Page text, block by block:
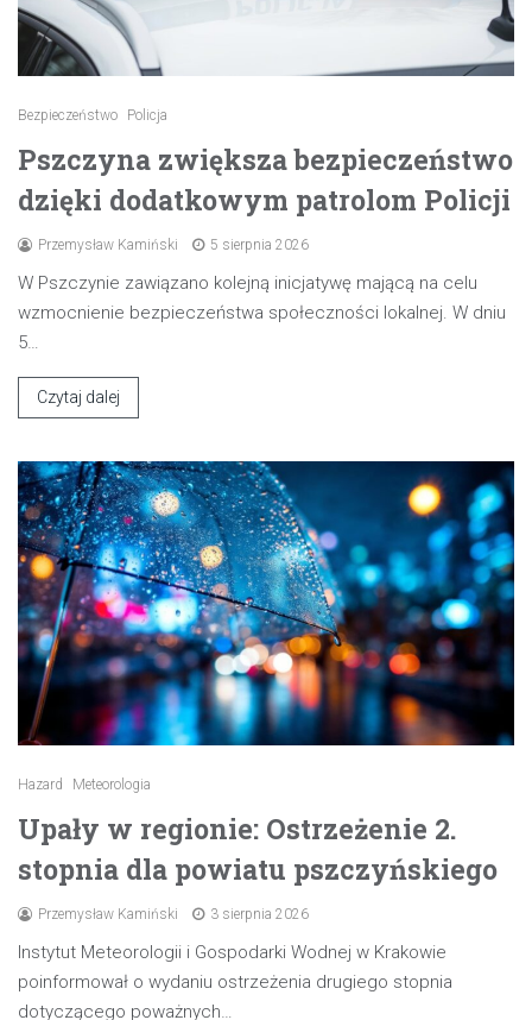
Bezpieczeństwo Policja
Pszczyna zwiększa bezpieczeństwo
dzięki dodatkowym patrolom Policji
Przemysław Kamiński 5 sierpnia 2026
W Pszczynie zawiązano kolejną inicjatywę mającą na celu
wzmocnienie bezpieczeństwa społeczności lokalnej. W dniu
5…
Czytaj dalej
Hazard Meteorologia
Upały w regionie: Ostrzeżenie 2.
stopnia dla powiatu pszczyńskiego
Przemysław Kamiński 3 sierpnia 2026
Instytut Meteorologii i Gospodarki Wodnej w Krakowie
poinformował o wydaniu ostrzeżenia drugiego stopnia
dotyczącego poważnych…